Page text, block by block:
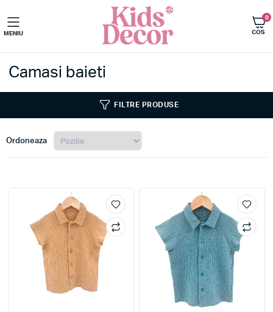
MENIU COS
0
Imbracaminte copii
Camasi baieti
FILTRE PRODUSE
Ordoneaza